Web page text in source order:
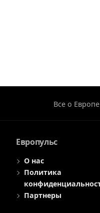
Все о Европе
Европульс
О нас
Политика
Партнеры